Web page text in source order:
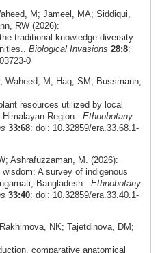
M; Jameel, MA; Siddiqui,
RW (2026):
traditional knowledge diversity
Biological Invasions 28:8:
0
M; Haq, SM; Bussmann,
resources utilized by local
Region.. Ethnobotany
33:68: doi: 10.32859/era.33.68.1-
Ashrafuzzaman, M. (2026):
A survey of indigenous
Bangladesh.. Ethnobotany
33:40: doi: 10.32859/era.33.40.1-
NK; Tajetdinova, DM;
comparative anatomical